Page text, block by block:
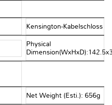
Kensington-Kabelschloss
Physical
Net Weight (Esti.): 656g